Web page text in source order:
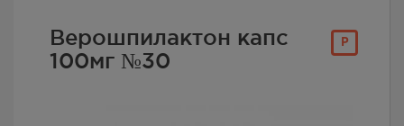
Р
Верошпилактон капс
100мг №30